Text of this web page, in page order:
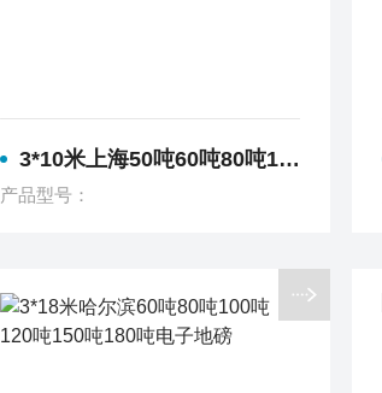
3*10米上海50吨60吨80吨100吨120吨150吨180吨电子地磅
产品型号：